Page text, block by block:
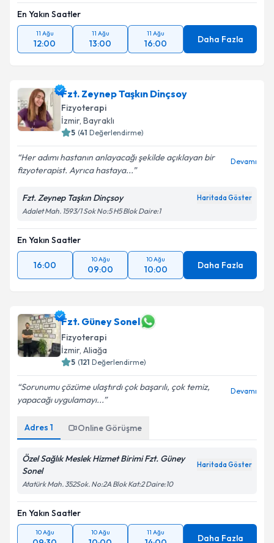
En Yakın Saatler
11 Ağu
12:00
11 Ağu
13:00
11 Ağu
16:00 Daha Fazla
Fzt. Zeynep Taşkın Dinçsoy
Fizyoterapi
İzmir, Bayraklı
5 (41 Değerlendirme)
Her adımı hastanın anlayacağı şekilde açıklayan bir
fizyoterapist. Ayrıca hastaya...
Devamı
Fzt. Zeynep Taşkın Dinçsoy Haritada Göster
Adalet Mah. 1593/1 Sok No:5 H5 Blok Daire:1
En Yakın Saatler
16:00
10 Ağu
09:00
10 Ağu
10:00 Daha Fazla
Fzt. Güney Sonel
Fizyoterapi
İzmir, Aliağa
5 (121 Değerlendirme)
Sorunumu çözüme ulaştırdı çok başarılı, çok temiz,
yapacağı uygulamayı...
Devamı
Adres 1 Online Görüşme
Özel Sağlık Meslek Hizmet Birimi Fzt. Güney
Sonel
Haritada Göster
Atatürk Mah. 352Sok. No:2A Blok Kat:2 Daire:10
En Yakın Saatler
10 Ağu 10 Ağu 11 Ağu
Daha Fazla